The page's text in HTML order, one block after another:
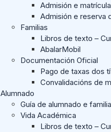
Admisión e
Admisión e reserva
Familias
Libros de texto –
AbalarMobil
Documentación Oficial
Pago de taxas dos
Convalidacións de
Alumnado
Guía de alumnado e
Vida Académica
Libros de texto –